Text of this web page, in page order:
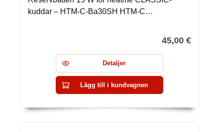
kuddar – HTM-C-Ba30SH HTM-C…
45,00 €
Detaljer
Lägg till i kundvagnen